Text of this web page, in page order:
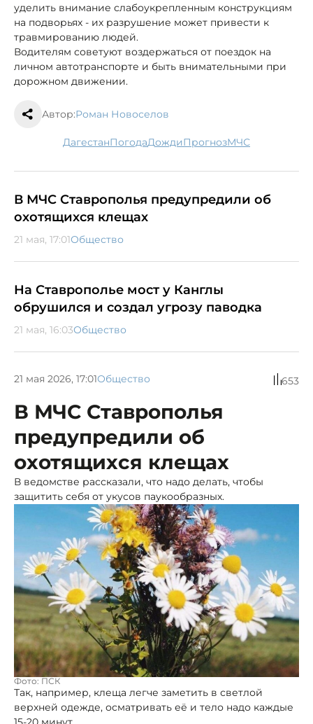
уделить внимание слабоукрепленным конструкциям
на подворьях - их разрушение может привести к
травмированию людей.
Водителям советуют воздержаться от поездок на
личном автотранспорте и быть внимательными при
дорожном движении.
Автор:Роман Новоселов
Дагестан погода дожди прогноз МЧС
В МЧС Ставрополья предупредили об
охотящихся клещах
21 мая, 17:01Общество
На Ставрополье мост у Канглы
обрушился и создал угрозу паводка
21 мая, 16:03Общество
21 мая 2026, 17:01Общество 653
В МЧС Ставрополья
предупредили об
охотящихся клещах
В ведомстве рассказали, что надо делать, чтобы
защитить себя от укусов паукообразных.
Фото: ПСК
Так, например, клеща легче заметить в светлой
верхней одежде, осматривать её и тело надо каждые